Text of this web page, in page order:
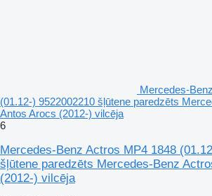
Mercedes-
(01.12-) 9522002210 šļūtene paredzēts
Antos Arocs (2012-) vilcēja
6
Mercedes-Benz Actros MP4 1848
šļūtene paredzēts Mercedes-Benz
(2012-) vilcēja